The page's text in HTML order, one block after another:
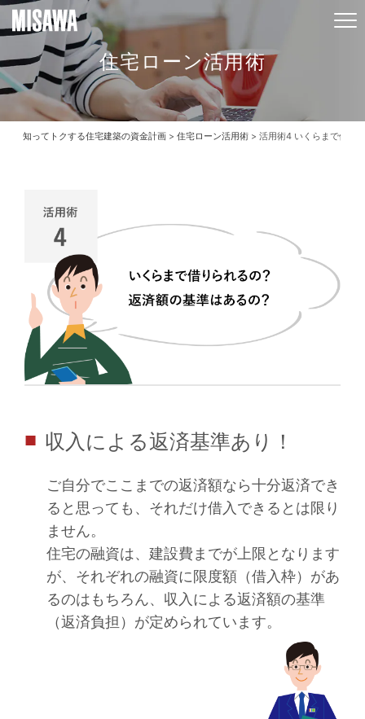
住宅ローン活用術
知ってトクする住宅建築の資金計画> 住宅ローン活用術> 活用術4 いくらまで借り
■ 収入による返済基準あり！
ご自分でここまでの返済額なら十分返済でき
ると思っても、それだけ借入できるとは限り
ません。
住宅の融資は、建設費までが上限となります
が、それぞれの融資に限度額（借入枠）があ
るのはもちろん、収入による返済額の基準
（返済負担）が定められています。